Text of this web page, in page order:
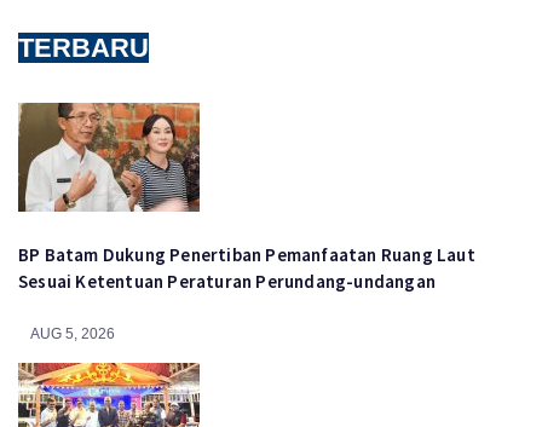
TERBARU
BP Batam Dukung Penertiban Pemanfaatan Ruang Laut
Sesuai Ketentuan Peraturan Perundang-undangan
AUG 5, 2026